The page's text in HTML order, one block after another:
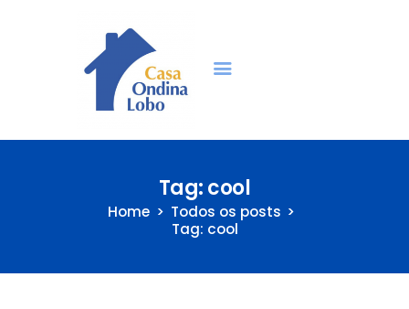
Tag: cool
Home
Todos os posts
Tag: cool
Idosos | Casa Ondina
Lobo | São Paulo
ondinalobo.org.br
Quem Somos
Projetos